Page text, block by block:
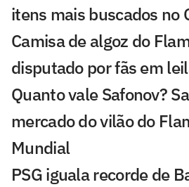
itens mais buscados no
Camisa de algoz do
disputado por fãs em
Quanto vale Safonov?
mercado do vilão do
Mundial
PSG iguala recorde de